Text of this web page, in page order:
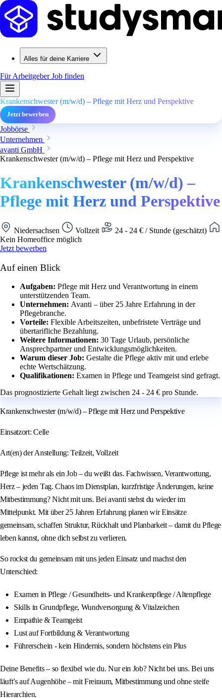
Alles für deine Karriere
Für ArbeitgeberJob finden
Krankenschwester (m/w/d) – Pflege mit Herz und Perspektive
Jetzt bewerben
Jobbörse
Unternehmen
avanti GmbH
Krankenschwester (m/w/d) – Pflege mit Herz und Perspektive
Krankenschwester (m/w/d) –
Pflege mit Herz und Perspektive
Niedersachsen Vollzeit
24 - 24 € / Stunde (geschätzt)
Kein Homeoffice möglich
Jetzt bewerben
Auf einen Blick
Aufgaben: Pflege mit Herz und Verantwortung in einem
unterstützenden Team.
Unternehmen: Avanti – über 25 Jahre Erfahrung in der
Pflegebranche.
Vorteile: Flexible Arbeitszeiten, unbefristete Verträge und
übertarifliche Bezahlung.
Weitere Informationen: 30 Tage Urlaub, persönliche
Ansprechpartner und Entwicklungsmöglichkeiten.
Warum dieser Job: Gestalte die Pflege aktiv mit und erlebe
echte Wertschätzung.
Qualifikationen: Examen in Pflege und Teamgeist sind gefragt.
Das prognostizierte Gehalt liegt zwischen 24 - 24 € pro Stunde.
Krankenschwester (m/w/d) – Pflege mit Herz und Perspektive
Einsatzort: Celle
Art(en) der Anstellung: Teilzeit, Vollzeit
Pflege ist mehr als ein Job – du weißt das. Fachwissen, Verantwortung,
Herz – jeden Tag. Chaos im Dienstplan, kurzfristige Änderungen, keine
Mitbestimmung? Nicht mit uns. Bei avanti stehst du wieder im
Mittelpunkt. Mit über 25 Jahren Erfahrung planen wir Einsätze
gemeinsam, schaffen Struktur, Rückhalt und Planbarkeit – damit du Pflege
leben kannst, ohne dich selbst zu verlieren.
So rockst du gemeinsam mit uns jeden Einsatz und machst den
Unterschied:
Examen in Pflege / Gesundheits- und Krankenpflege / Altenpflege
Skills in Grundpflege, Wundversorgung & Vitalzeichen
Empathie & Teamgeist
Lust auf Fortbildung & Verantwortung
Führerschein - kein Hindernis, sondern höchstens ein Plus
Deine Benefits – so flexibel wie du. Nur ein Job? Nicht bei uns. Bei uns
läuft’s auf Augenhöhe – mit Freiraum, Mitbestimmung und ohne steife
Hierarchien.